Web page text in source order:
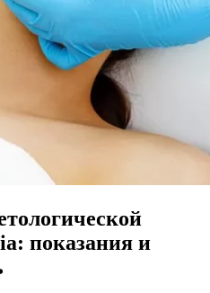
показания и